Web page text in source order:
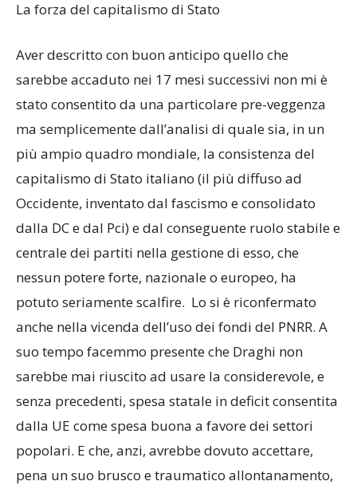
La forza del capitalismo di Stato
Aver descritto con buon anticipo quello che
sarebbe accaduto nei 17 mesi successivi non mi è
stato consentito da una particolare pre-veggenza
ma semplicemente dall’analisi di quale sia, in un
più ampio quadro mondiale, la consistenza del
capitalismo di Stato italiano (il più diffuso ad
Occidente, inventato dal fascismo e consolidato
dalla DC e dal Pci) e dal conseguente ruolo stabile e
centrale dei partiti nella gestione di esso, che
nessun potere forte, nazionale o europeo, ha
potuto seriamente scalfire. Lo si è riconfermato
anche nella vicenda dell’uso dei fondi del PNRR. A
suo tempo facemmo presente che Draghi non
sarebbe mai riuscito ad usare la considerevole, e
senza precedenti, spesa statale in deficit consentita
dalla UE come spesa buona a favore dei settori
popolari. E che, anzi, avrebbe dovuto accettare,
pena un suo brusco e traumatico allontanamento,